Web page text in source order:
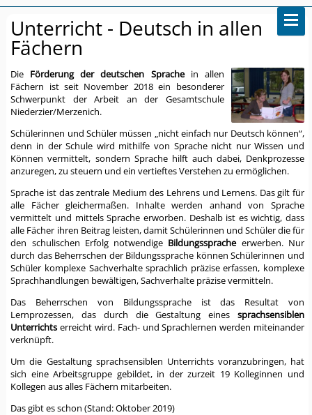
Unterricht - Deutsch in allen
Fächern
Die Förderung der deutschen Sprachein allen
Fächern ist seit November 2018 ein besonderer
Schwerpunkt der Arbeit an der Gesamtschule
Niederzier/Merzenich.
Schülerinnen und Schüler müssen „nicht einfach nur Deutsch können“,
denn in der Schule wird mithilfe von Sprache nicht nur Wissen und
Können vermittelt, sondern Sprache hilft auch dabei, Denkprozesse
anzuregen, zu steuern und ein vertieftes Verstehen zu ermöglichen.
Sprache ist das zentrale Medium des Lehrens und Lernens. Das gilt für
alle Fächer gleichermaßen. Inhalte werden anhand von Sprache
vermittelt und mittels Sprache erworben. Deshalb ist es wichtig, dass
alle Fächer ihren Beitrag leisten, damit Schülerinnen und Schüler die für
den schulischen Erfolg notwendige Bildungsspracheerwerben. Nur
durch das Beherrschen der Bildungssprache können Schülerinnen und
Schüler komplexe Sachverhalte sprachlich präzise erfassen, komplexe
Sprachhandlungen bewältigen, Sachverhalte präzise vermitteln.
Das Beherrschen von Bildungssprache ist das Resultat von
Lernprozessen, das durch die Gestaltung eines sprachsensiblen
Unterrichts erreicht wird. Fach- und Sprachlernen werden miteinander
verknüpft.
Um die Gestaltung sprachsensiblen Unterrichts voranzubringen, hat
sich eine Arbeitsgruppe gebildet, in der zurzeit 19 Kolleginnen und
Kollegen aus alles Fächern mitarbeiten.
Das gibt es schon (Stand: Oktober 2019)